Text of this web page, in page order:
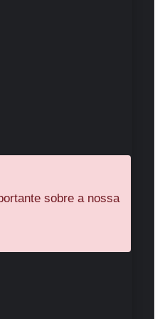
sobre a nossa